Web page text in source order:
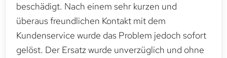
beschädigt. Nach einem sehr kurzen und
überaus freundlichen Kontakt mit dem
Kundenservice wurde das Problem jedoch sofort
gelöst. Der Ersatz wurde unverzüglich und ohne